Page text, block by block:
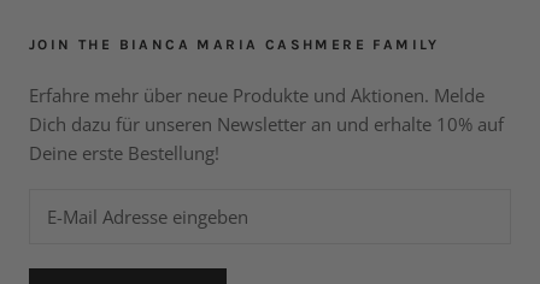
JOIN THE BIANCA MARIA CASHMERE FAMILY
Erfahre mehr über neue Produkte und Aktionen. Melde
Dich dazu für unseren Newsletter an und erhalte 10% auf
Deine erste Bestellung!